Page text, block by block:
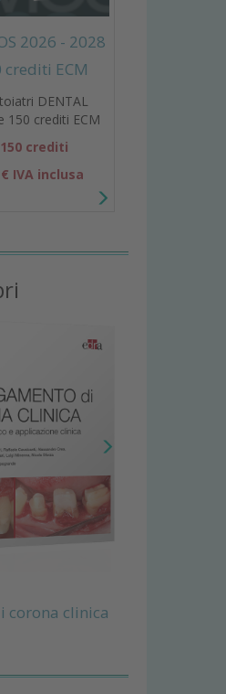
2026 - 2028
ECM
DENTAL
150 crediti ECM
150 crediti
IVA inclusa
corona clinica